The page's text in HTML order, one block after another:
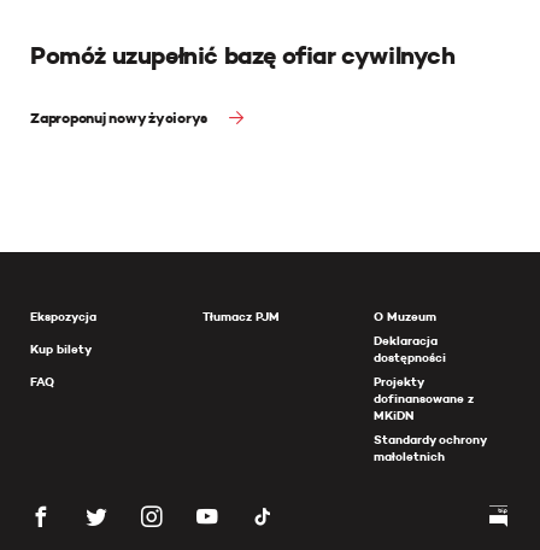
Pomóż uzupełnić bazę ofiar cywilnych
Zaproponuj nowy życiorys
Ekspozycja
Kup bilety
FAQ
Tłumacz PJM
O Muzeum
Deklaracja
dostępności
Projekty
dofinansowane z
MKiDN
Standardy ochrony
małoletnich